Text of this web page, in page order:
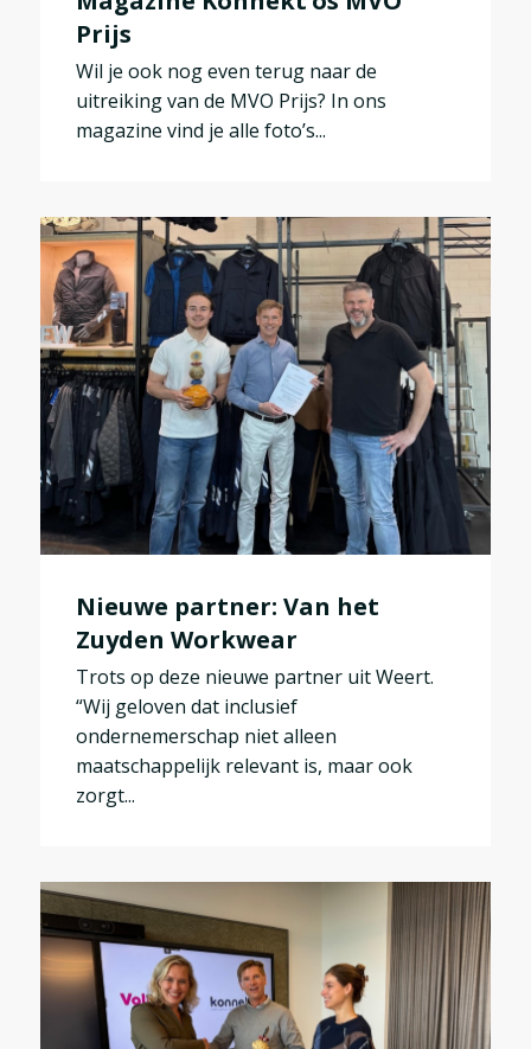
Prijs
Wil je ook nog even terug naar de
uitreiking van de MVO Prijs? In ons
magazine vind je alle foto’s...
Nieuwe partner: Van het
Zuyden Workwear
Trots op deze nieuwe partner uit Weert.
“Wij geloven dat inclusief
ondernemerschap niet alleen
maatschappelijk relevant is, maar ook
zorgt...